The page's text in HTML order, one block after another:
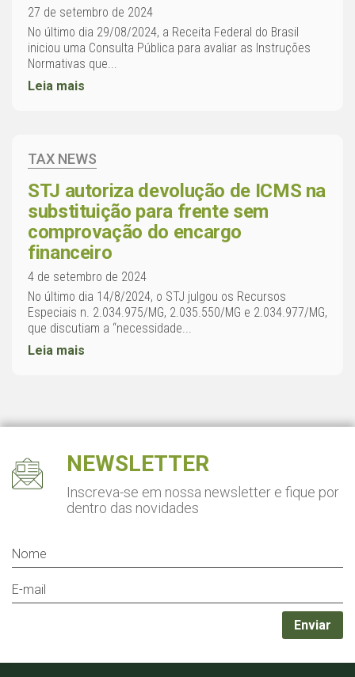
27 de setembro de 2024
No último dia 29/08/2024, a Receita Federal do Brasil
iniciou uma Consulta Pública para avaliar as Instruções
Normativas que...
Leia mais
TAX NEWS
STJ autoriza devolução de ICMS na
substituição para frente sem
comprovação do encargo
financeiro
4 de setembro de 2024
No último dia 14/8/2024, o STJ julgou os Recursos
Especiais n. 2.034.975/MG, 2.035.550/MG e 2.034.977/MG,
que discutiam a “necessidade...
Leia mais
NEWSLETTER
Inscreva-se em nossa newsletter e fique por
dentro das novidades